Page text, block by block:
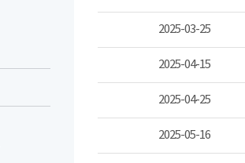
2025-03-25
2025-04-15
2025-04-25
2025-05-16